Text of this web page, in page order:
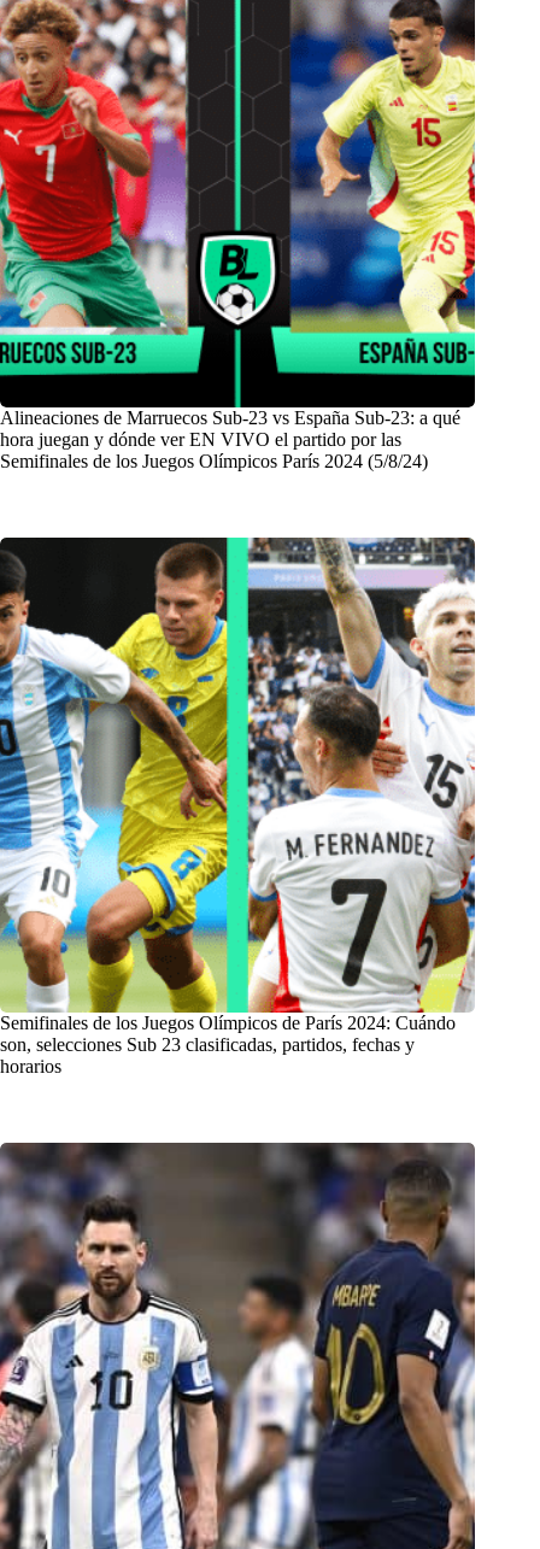
Alineaciones de Marruecos Sub-23 vs España Sub-23: a qué
hora juegan y dónde ver EN VIVO el partido por las
Semifinales de los Juegos Olímpicos París 2024 (5/8/24)
Semifinales de los Juegos Olímpicos de París 2024: Cuándo
son, selecciones Sub 23 clasificadas, partidos, fechas y
horarios